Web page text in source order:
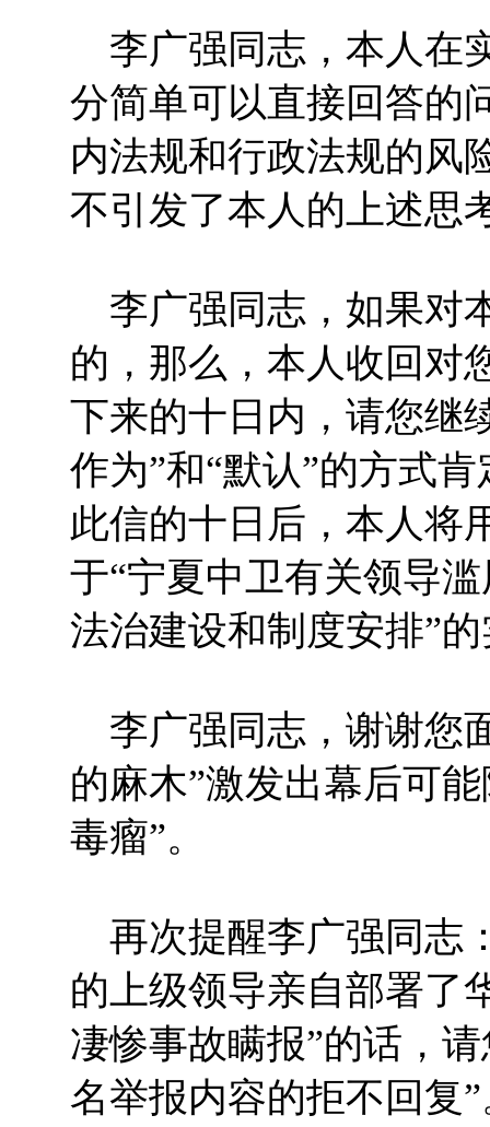
李广强同志，本人在
分简单可以直接回答的
内法规和行政法规的风
不引发了本人的上述思
李广强同志，如果对
的，那么，本人收回对
下来的十日内，请您继
作为”和“默认”的方式
此信的十日后，本人将
于“宁夏中卫有关领导
法治建设和制度安排”
李广强同志，谢谢您
的麻木”激发出幕后可
毒瘤”。
再次提醒李广强同志
的上级领导亲自部署了
凄惨事故瞒报”的话，
名举报内容的拒不回复